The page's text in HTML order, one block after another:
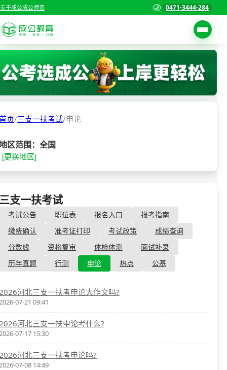
关于成公成公师资 0471-3444-284
考试公告
报考指南
缴费确认
准考证打印
成绩查询
分数线
资格复审
面试补录
历年真题
首页
国家公务员考试
教师资格/教师编制
国企/银行考试
页/三支一扶考试/申论
区范围：全国
[更换地区]
支一扶考试- 申论
考试公告 职位表 报名入口
报考指南
缴费确认
准考证打印 考试政策
成绩查询
分数线
资格复审 体检体测
面试补录
历年真题
行测 申论 热点 公基
河北三支一扶考申论大作文吗?
07-21 09:41
河北三支一扶申论考什么?
07-17 15:30
河北三支一扶考申论吗?
07-08 14:49